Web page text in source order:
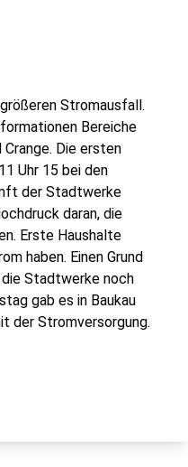
Stromausfall.
Bereiche
Die ersten
Uhr 15 bei den
der Stadtwerke
daran, die
Erste Haushalte
haben. Einen Grund
Stadtwerke noch
gab es in Baukau
der Stromversorgung.